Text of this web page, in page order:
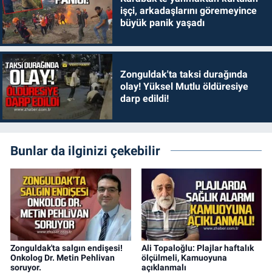
işçi, arkadaşlarını göremeyince
büyük panik yaşadı
Zonguldak'ta taksi durağında
olay! Yüksel Mutlu öldüresiye
darp edildi!
Bunlar da ilginizi çekebilir
Zonguldak'ta salgın endişesi!
Onkolog Dr. Metin Pehlivan
soruyor.
Ali Topaloğlu: Plajlar haftalık
ölçülmeli, Kamuoyuna
açıklanmalı